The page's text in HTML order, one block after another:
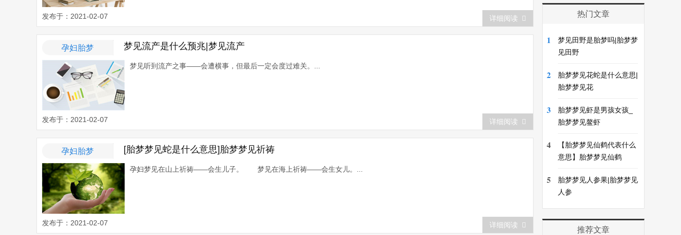
发布于：2021-02-07 详细阅读
孕妇胎梦 梦见流产是什么预兆|梦见流产
梦见听到流产之事——会遭横事，但最后一定会度过难关。...
发布于：2021-02-07 详细阅读
孕妇胎梦 [胎梦梦见蛇是什么意思]胎梦梦见祈祷
孕妇梦见在山上祈祷——会生儿子。 梦见在海上祈祷——会生女儿。...
发布于：2021-02-07 详细阅读
热门文章
1
梦见田野是胎梦吗|胎梦梦
见田野
2
胎梦梦见花蛇是什么意思|
胎梦梦见花
3
胎梦梦见虾是男孩女孩_
胎梦梦见鳌虾
4
【胎梦梦见仙鹤代表什么
意思】胎梦梦见仙鹤
5
胎梦梦见人参果|胎梦梦见
人参
推荐文章